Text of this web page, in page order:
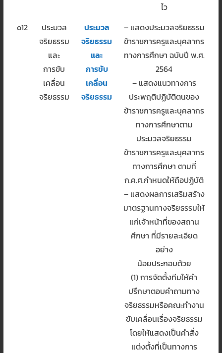
ไว
o12
ประมวล
จริยธรรม
และ
การขับ
เคลื่อน
จริยธรรม
ประมวล
จริยธรรม
และ
การขับ
เคลื่อน
จริยธรรม
– แสดงประมวลจริยธรรม
ข้าราชการครูและบุคลากร
ทางการศึกษา ฉบับปี พ.ศ.
2564
– แสดงแนวทางการ
ประพฤติปฏิบัติตนของ
ข้าราชการครูและบุคลากร
ทางการศึกษาตาม
ประมวลจริยธรรม
ข้าราชการครูและบุคลากร
ทางการศึกษา ตามที่
ก.ค.ศ.กำหนดให้ถือปฏิบัติ
– แสดงผลการเสริมสร้าง
มาตรฐานทางจริยธรรมให้
แก่เจ้าหน้าที่ของสถาน
ศึกษา ที่มีรายละเอียด
อย่าง
น้อยประกอบด้วย
(1) การจัดตั้งทีมให้คำ
ปรึกษาตอบคำถามทาง
จริยธรรมหรือคณะทำงาน
ขับเคลื่อนเรื่องจริยธรรม
โดยให้แสดงเป็นคำสั่ง
แต่งตั้งที่เป็นทางการ